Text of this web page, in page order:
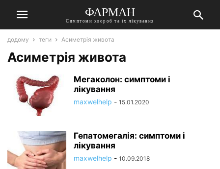
ФАРМАН
Симптоми хвороб та їх лікування
додому теги Асиметрія живота
Асиметрія живота
Мегаколон: симптоми і
лікування
maxwelhelp - 15.01.2020
Гепатомегалія: симптоми і
лікування
maxwelhelp - 10.09.2018